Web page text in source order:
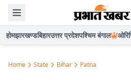
होमझारखण्डबिहारउत्तर प्रदेशपश्चिम बंगाल
Home State Bihar Patna